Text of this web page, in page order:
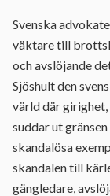
Svenska
väktare till
och avslöjande
Sjöshult den
värld där
suddar ut
skandalösa
skandalen till
gängledare,